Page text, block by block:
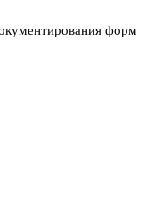
форм